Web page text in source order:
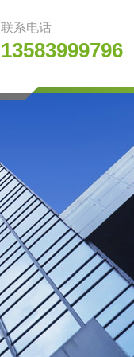
联系电话
13583999796